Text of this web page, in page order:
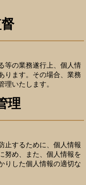
等の業務遂行上、個人情
ります。その場合、業務
理いたします。
理
止するために、個人情報
努め、また、個人情報を
りした個人情報の適切な